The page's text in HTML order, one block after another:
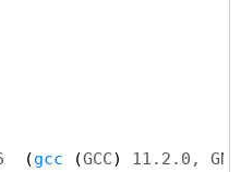
(gcc (GCC) 11.2.0,